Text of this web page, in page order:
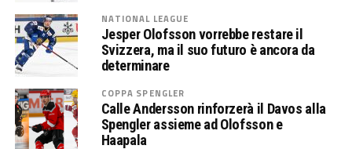
NATIONAL LEAGUE
Jesper Olofsson vorrebbe restare il
Svizzera, ma il suo futuro è ancora da
determinare
COPPA SPENGLER
Calle Andersson rinforzerà il Davos alla
Spengler assieme ad Olofsson e
Haapala